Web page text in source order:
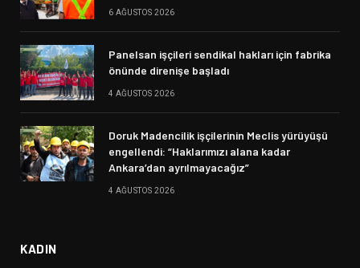
6 AĞUSTOS 2026
Panelsan işçileri sendikal hakları için fabrika
önünde direnişe başladı
4 AĞUSTOS 2026
Doruk Madencilik işçilerinin Meclis yürüyüşü
engellendi: “Haklarımızı alana kadar
Ankara’dan ayrılmayacağız”
4 AĞUSTOS 2026
KADIN